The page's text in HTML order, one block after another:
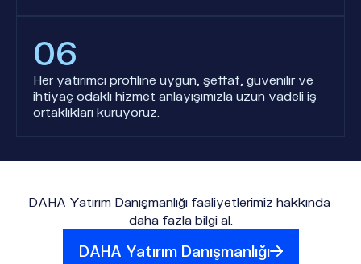
06
Her yatırımcı profiline uygun, şeffaf, güvenilir ve
ihtiyaç odaklı hizmet anlayışımızla uzun vadeli iş
ortaklıkları kuruyoruz.
DAHA Yatırım Danışmanlığı faaliyetlerimiz hakkında
daha fazla bilgi al.
DAHA Yatırım Danışmanlığı